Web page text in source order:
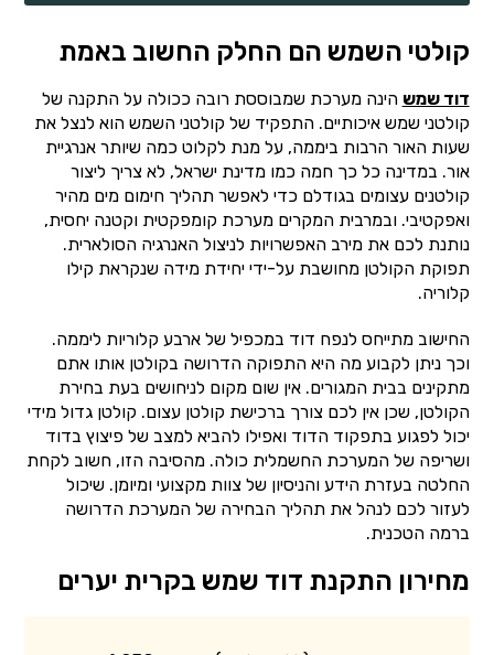
קולטי השמש הם החלק החשוב באמת
דוד שמש הינה מערכת שמבוססת רובה ככולה על התקנה של
קולטני שמש איכותיים. התפקיד של קולטני השמש הוא לנצל את
שעות האור הרבות ביממה, על מנת לקלוט כמה שיותר אנרגיית
אור. במדינה כל כך חמה כמו מדינת ישראל, לא צריך ליצור
קולטנים עצומים בגודלם כדי לאפשר תהליך חימום מים מהיר
ואפקטיבי. ובמרבית המקרים מערכת קומפקטית וקטנה יחסית,
נותנת לכם את מירב האפשרויות לניצול האנרגיה הסולארית.
תפוקת הקולטן מחושבת על-ידי יחידת מידה שנקראת קילו
קלוריה.
החישוב מתייחס לנפח דוד במכפיל של ארבע קלוריות ליממה.
וכך ניתן לקבוע מה היא התפוקה הדרושה בקולטן אותו אתם
מתקינים בבית המגורים. אין שום מקום לניחושים בעת בחירת
הקולטן, שכן אין לכם צורך ברכישת קולטן עצום. קולטן גדול מידי
יכול לפגוע בתפקוד הדוד ואפילו להביא למצב של פיצוץ בדוד
ושריפה של המערכת החשמלית כולה. מהסיבה הזו, חשוב לקחת
החלטה בעזרת הידע והניסיון של צוות מקצועי ומיומן. שיכול
לעזור לכם לנהל את תהליך הבחירה של המערכת הדרושה
ברמה הטכנית.
מחירון התקנת דוד שמש בקרית יערים